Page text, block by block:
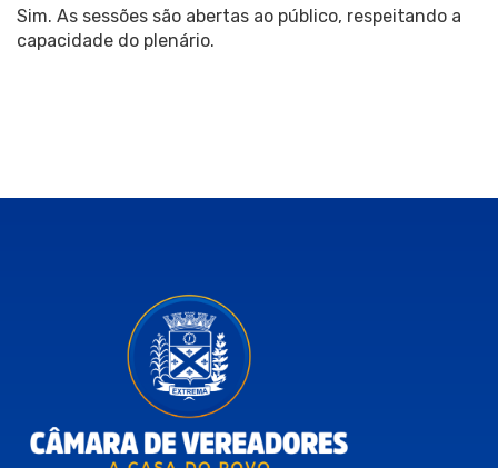
Sim. As sessões são abertas ao público, respeitando a
capacidade do plenário.